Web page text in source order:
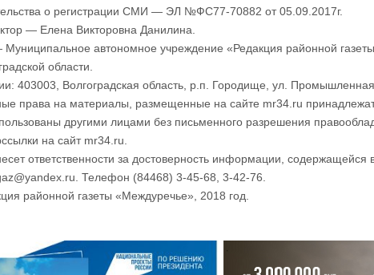
о регистрации СМИ — ЭЛ №ФС77-70882 от 05.09.2017г.
— Елена Викторовна Данилина.
автономное учреждение «Редакция районной
области.
403003, Волгоградская область, р.п. Городище, ул.
права на материалы, размещенные на сайте mr34.ru
другими лицами без письменного разрешения
на сайт mr34.ru.
ответственности за достоверность информации, содержащейся
Телефон (84468) 3-45-68, 3-42-76.
районной газеты «Междуречье», 2018 год.